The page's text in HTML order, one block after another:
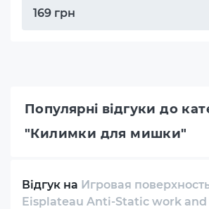
169 грн
Популярні відгуки до
"Килимки для мишки"
Відгук на Игровая
Eisplateau Anti-Static work